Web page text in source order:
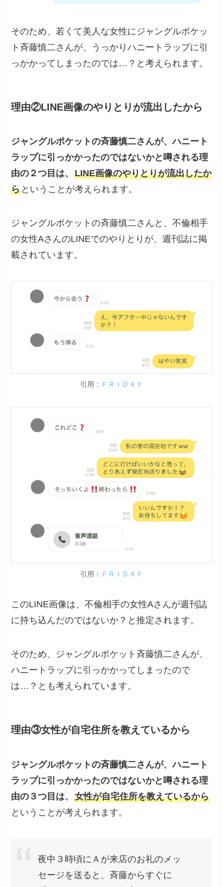
そのため、若くて美人な女性にジャングルポケッ
ト斉藤慎二さんが、うっかりハニートラップに引
っかかってしまったのでは…？と考えられます。
理由②LINE画像のやりとりが流出したから
ジャングルポケットの斉藤慎二さんが、ハニート
ラップに引っかかったのではないかと噂される理
由の２つ目は、LINE画像のやりとりが流出したか
ら ということが考えられます。
ジャングルポケットの斉藤慎二さんと、不倫相手
の女性AさんのLINEでのやりとりが、週刊誌に掲
載されています。
引用： ＦＲＩＤＡＹ
引用： ＦＲＩＤＡＹ
このLINE画像は、不倫相手の女性Aさんが週刊誌
に持ち込んだのではないか？と推定されます。
そのため、ジャングルポケット斉藤慎二さんが、
ハニートラップに引っかかってしまったので
は…？とも考えられています。
理由③女性が自宅住所を教えているから
ジャングルポケットの斉藤慎二さんが、ハニート
ラップに引っかかったのではないかと噂される理
由の３つ目は、女性が自宅住所を教えているから
ということが考えられます。
夜中３時頃にＡが来店のお礼のメッ
セージを送ると、斉藤からすぐに